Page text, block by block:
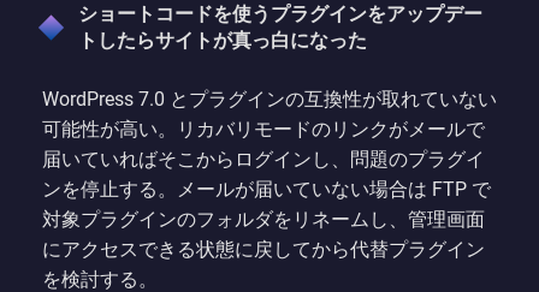
ショートコードを使うプラグインをアップデー
トしたらサイトが真っ白になった
WordPress 7.0 とプラグインの互換性が取れていない
可能性が高い。リカバリモードのリンクがメールで
届いていればそこからログインし、問題のプラグイ
ンを停止する。メールが届いていない場合は FTP で
対象プラグインのフォルダをリネームし、管理画面
にアクセスできる状態に戻してから代替プラグイン
を検討する。